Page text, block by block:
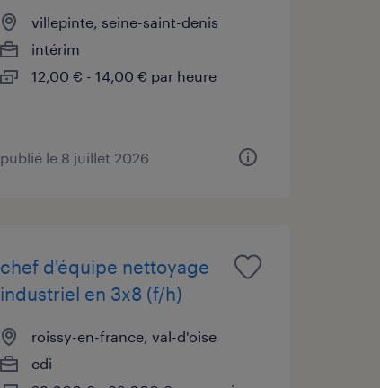
villepinte, seine-saint-denis
intérim
12,00 € - 14,00 € par heure
publié le 8 juillet 2026
chef d'équipe nettoyage
industriel en 3x8 (f/h)
roissy-en-france, val-d'oise
cdi